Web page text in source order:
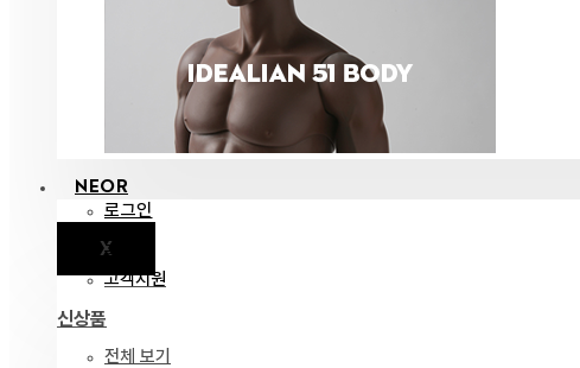
NEOR
로그인
X공지
고객지원
신상품
전체 보기